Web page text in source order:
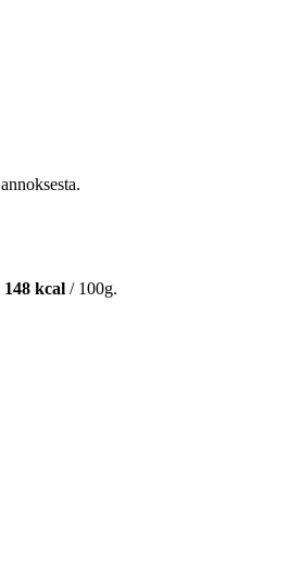
annoksesta.
148 kcal / 100g.